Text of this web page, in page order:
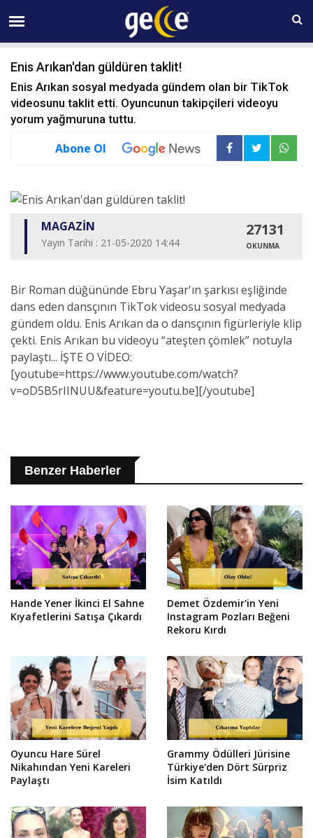
08 AĞUSTOS Cumartesi 22:15
Enis Arıkan'dan güldüren taklit!
Enis Arıkan sosyal medyada gündem olan bir TikTok
videosunu taklit etti. Oyuncunun takipçileri videoyu
yorum yağmuruna tuttu.
Abone Ol
MAGAZİN
Yayın Tarihi : 21-05-2020 14:44
27131
OKUNMA
Bir Roman düğününde Ebru Yaşar'ın şarkısı eşliğinde
dans eden dansçının TikTok videosu sosyal medyada
gündem oldu. Enis Arıkan da o dansçının figürleriyle klip
çekti. Enis Arıkan bu videoyu “ateşten çömlek” notuyla
paylaştı... İŞTE O VİDEO:
[youtube=https://www.youtube.com/watch?
v=oD5B5rIINUU&feature=youtu.be][/youtube]
Benzer Haberler
Hande Yener İkinci El Sahne
Kıyafetlerini Satışa Çıkardı
Demet Özdemir'in Yeni
Instagram Pozları Beğeni
Rekoru Kırdı
Oyuncu Hare Sürel
Nikahından Yeni Kareleri
Paylaştı
Grammy Ödülleri Jürisine
Türkiye'den Dört Sürpriz
İsim Katıldı